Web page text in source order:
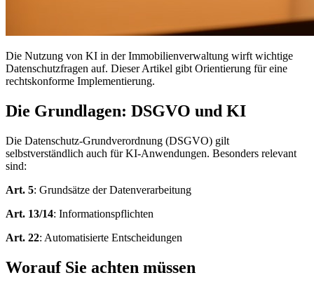
Die Nutzung von KI in der Immobilienverwaltung wirft wichtige
Datenschutzfragen auf. Dieser Artikel gibt Orientierung für eine
rechtskonforme Implementierung.
Die Grundlagen: DSGVO und KI
Die Datenschutz-Grundverordnung (DSGVO) gilt
selbstverständlich auch für KI-Anwendungen. Besonders relevant
sind:
Art. 5: Grundsätze der Datenverarbeitung
Art. 13/14: Informationspflichten
Art. 22: Automatisierte Entscheidungen
Worauf Sie achten müssen